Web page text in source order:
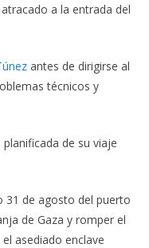
a la entrada del
antes de dirigirse al
técnicos y
de su viaje
31 de agosto del puerto
de Gaza y romper el
asediado enclave